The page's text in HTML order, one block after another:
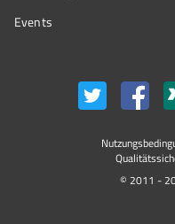
Events
© 2011 -